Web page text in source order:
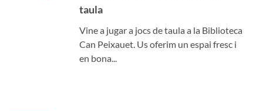
taula
Vine a jugar a jocs de taula a la Biblioteca
Can Peixauet. Us oferim un espai fresc i
en bona...